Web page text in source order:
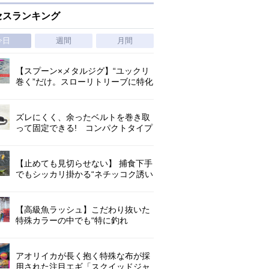
スランキング
日 週間 月間
【スプーン×メタルジグ】“ユックリ
巻く”だけ。スローリトリーブに特化
ズレにくく、余ったベルトを巻き取
って固定できる! コンパクトタイプ
【止めても見切らせない】 捕食下手
でもシッカリ掛かる“ネチッコク誘い
【高級魚ラッシュ】こだわり抜いた
特殊カラーの中でも“特に釣れ
アオリイカが長く抱く特殊な布が採
用された注目エギ「スクイッドジャ